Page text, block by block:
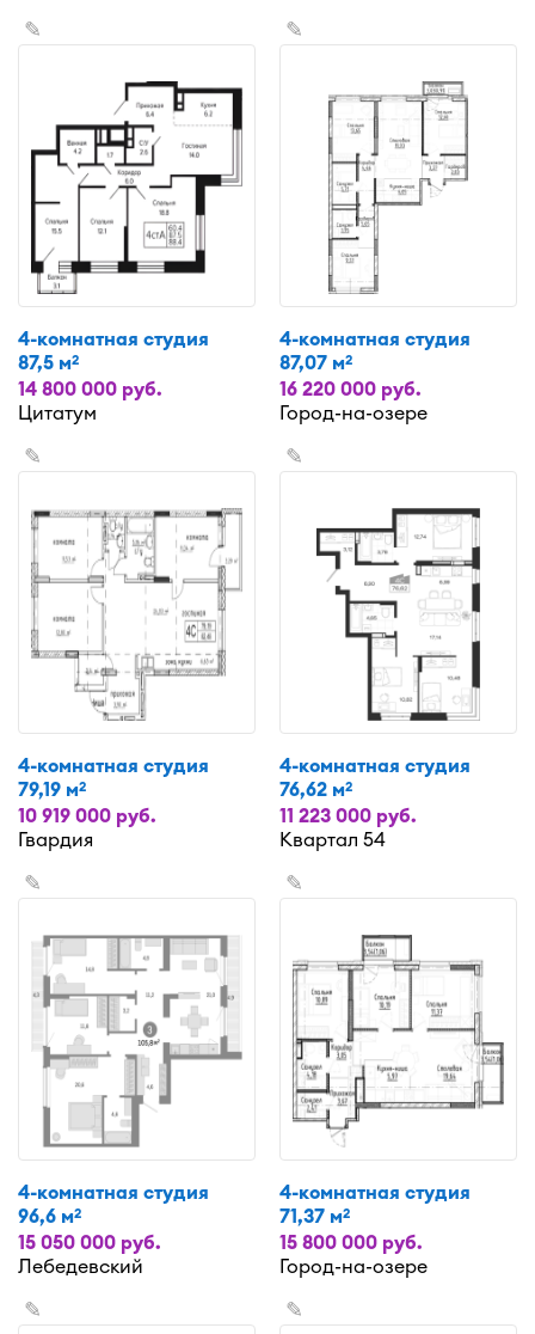
✎
4-комнатная студия
87,5 м2
14 800 000 руб.
Цитатум
✎
4-комнатная студия
87,07 м2
16 220 000 руб.
Город-на-озере
✎
4-комнатная студия
79,19 м2
10 919 000 руб.
Гвардия
✎
4-комнатная студия
76,62 м2
11 223 000 руб.
Квартал 54
✎
4-комнатная студия
96,6 м2
15 050 000 руб.
Лебедевский
✎
4-комнатная студия
71,37 м2
15 800 000 руб.
Город-на-озере
✎ ✎